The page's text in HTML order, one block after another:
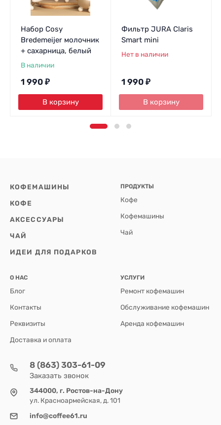
Набор Cosy
Bredemeijer молочник
+ сахарница, белый
В наличии
1 990 ₽
В корзину
Фильтр JURA Claris
Smart mini
Нет в наличии
1 990 ₽
В корзину
КОФЕМАШИНЫ
КОФЕ
АКСЕССУАРЫ
ЧАЙ
ИДЕИ ДЛЯ ПОДАРКОВ
ПРОДУКТЫ
Кофе
Кофемашины
Чай
О НАС
Блог
Контакты
Реквизиты
Доставка и оплата
УСЛУГИ
Ремонт кофемашин
Обслуживание кофемашин
Аренда кофемашин
8 (863) 303-61-09
Заказать звонок
344000, г. Ростов-на-Дону
ул. Красноармейская, д. 101
info@coffee61.ru